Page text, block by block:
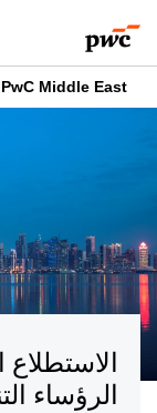
PwC Middle East
الرؤساء